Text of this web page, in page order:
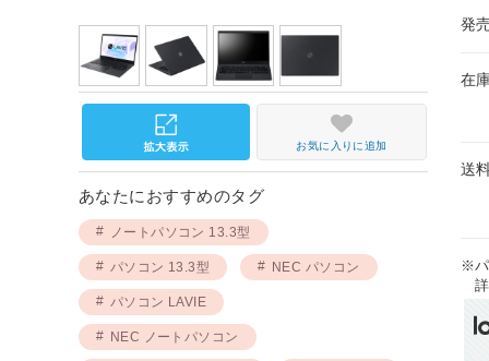
発
在
送
※パ
詳
お気に入りに追加
あなたにおすすめのタグ
ノートパソコン 13.3型
パソコン 13.3型 NEC パソコン
パソコン LAVIE
NEC ノートパソコン